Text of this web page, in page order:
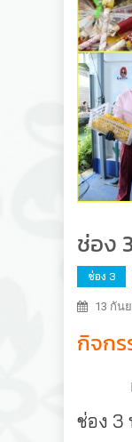
ช่อง
ช่อง 3
13 กัน
กิจกร
เมื่อ
ช่อง 3